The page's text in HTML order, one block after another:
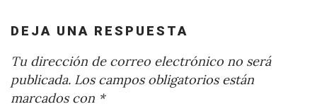
DEJA UNA RESPUESTA
Tu dirección de correo electrónico no será
publicada. Los campos obligatorios están
marcados con *